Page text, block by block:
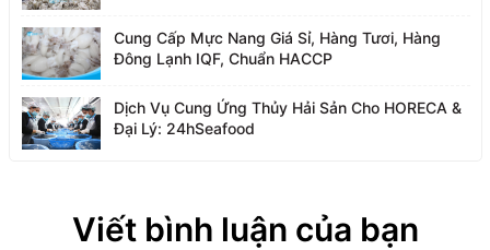
Cung Cấp Mực Nang Giá Sỉ, Hàng Tươi, Hàng
Đông Lạnh IQF, Chuẩn HACCP
Dịch Vụ Cung Ứng Thủy Hải Sản Cho HORECA &
Đại Lý: 24hSeafood
Viết bình luận của bạn